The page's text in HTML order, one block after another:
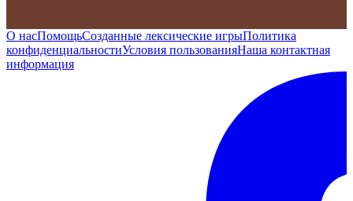
О насПомощьСозданные лексические игрыПолитика
конфиденциальностиУсловия пользованияНаша контактная
информация